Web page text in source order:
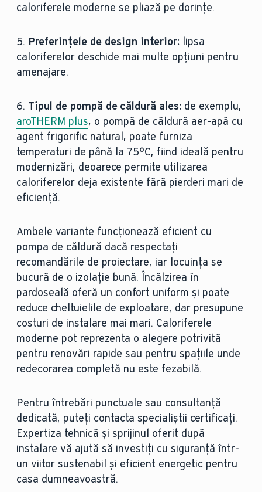
caloriferele moderne se pliază pe dorințe.
5. Preferințele de design interior:lipsa
caloriferelor deschide mai multe opțiuni pentru
amenajare.
6. Tipul de pompă de căldură ales:de exemplu,
aroTHERM plus, o pompă de căldură aer-apă cu
agent frigorific natural, poate furniza
temperaturi de până la 75°C, fiind ideală pentru
modernizări, deoarece permite utilizarea
caloriferelor deja existente fără pierderi mari de
eficiență.
Ambele variante funcționează eficient cu
pompa de căldură dacă respectați
recomandările de proiectare, iar locuința se
bucură de o izolație bună. Încălzirea în
pardoseală oferă un confort uniform și poate
reduce cheltuielile de exploatare, dar presupune
costuri de instalare mai mari. Caloriferele
moderne pot reprezenta o alegere potrivită
pentru renovări rapide sau pentru spațiile unde
redecorarea completă nu este fezabilă.
Pentru întrebări punctuale sau consultanță
dedicată, puteți contacta specialiștii certificați.
Expertiza tehnică și sprijinul oferit după
instalare vă ajută să investiți cu siguranță într-
un viitor sustenabil și eficient energetic pentru
casa dumneavoastră.